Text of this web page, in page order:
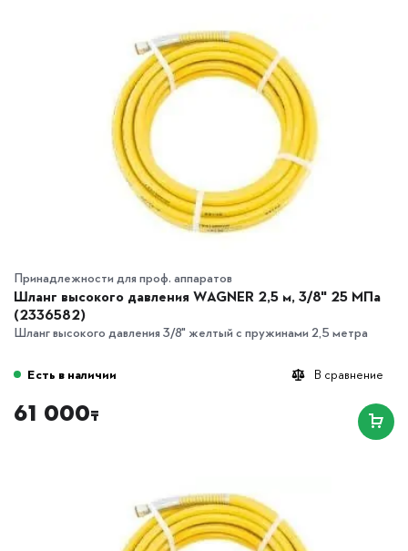
Принадлежности для проф. аппаратов
Шланг высокого давления WAGNER 2,5 м, 3/8" 25 MПа
(2336582)
Шланг высокого давления 3/8" желтый с пружинами 2,5 метра
В сравнение
Есть в наличии
61 000₸